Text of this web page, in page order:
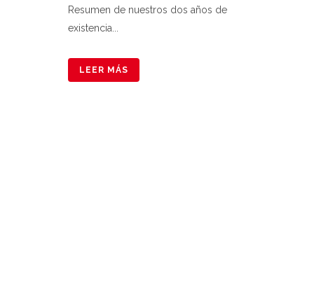
Resumen de nuestros dos años de
existencia...
LEER MÁS